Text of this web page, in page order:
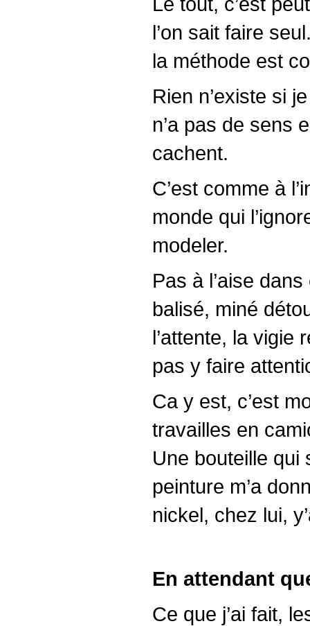
l’on sait faire
la méthode est
Rien n’existe si
n’a pas de sens
cachent.
C’est comme à
monde qui
modeler.
Pas à l’aise
balisé, miné
l’attente, la vigie
pas y faire
Ca y est, c’est
travailles en
Une bouteille qui
peinture m’a
nickel, chez lui,
En attendant
Ce que j’ai fait,